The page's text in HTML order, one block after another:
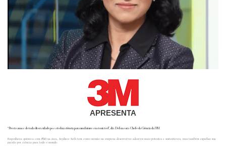
APRESENTA
“Precisamos de toda diversidade possível na ciência para um futuro sustentável”, diz Defensora-Chefe da Ciência da 3M
Engenheira química com PhD na área, Jayshree Seth tem como missão na empresa desenvolver adesivos mais potentes e sustentáveis, mas também espalhar sua
paixão por ciência para todo o mundo.